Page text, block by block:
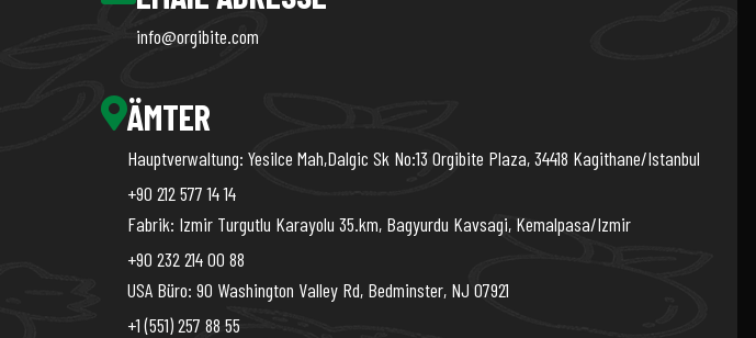
info@orgibite.com
ÄMTER
Hauptverwaltung: Yesilce Mah,Dalgic Sk No:13 Orgibite Plaza, 34418 Kagithane/Istanbul
+90 212 577 14 14
Fabrik: Izmir Turgutlu Karayolu 35.km, Bagyurdu Kavsagi, Kemalpasa/Izmir
+90 232 214 00 88
USA Büro: 90 Washington Valley Rd, Bedminster, NJ 07921
+1 (551) 257 88 55